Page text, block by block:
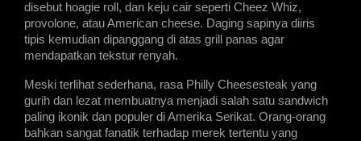
disebut hoagie roll, dan keju cair seperti Cheez Whiz,
provolone, atau American cheese. Daging sapinya diiris
tipis kemudian dipanggang di atas grill panas agar
mendapatkan tekstur renyah.
Meski terlihat sederhana, rasa Philly Cheesesteak yang
gurih dan lezat membuatnya menjadi salah satu sandwich
paling ikonik dan populer di Amerika Serikat. Orang-orang
bahkan sangat fanatik terhadap merek tertentu yang